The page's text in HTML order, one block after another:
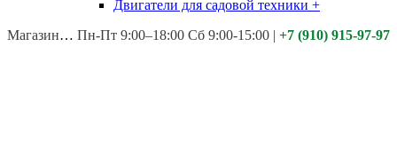
Двигатели для садовой техники +
Магазины: Калуга ул. Московская д.113
Пн-Пт 9:00–18:00 Сб 9:00-15:00 | +7 (910) 915-97-97